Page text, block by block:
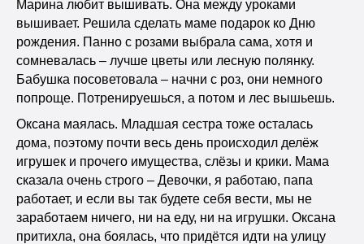
Марина любит вышивать. Она между уроками
вышивает. Решила сделать маме подарок ко Дню
рождения. Панно с розами выбрала сама, хотя и
сомневалась – лучше цветы или лесную полянку.
Бабушка посоветовала – начни с роз, они немного
попроще. Потренируешься, а потом и лес вышьешь.
Оксана маялась. Младшая сестра тоже осталась
дома, поэтому почти весь день происходил делёж
игрушек и прочего имущества, слёзы и крики. Мама
сказала очень строго – Девочки, я работаю, папа
работает, и если вы так будете себя вести, мы не
заработаем ничего, ни на еду, ни на игрушки. Оксана
притихла, она боялась, что придётся идти на улицу